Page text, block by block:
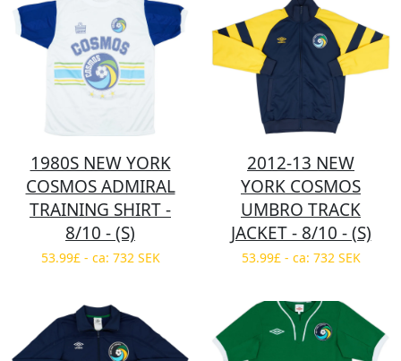
1980S NEW YORK
COSMOS ADMIRAL
TRAINING SHIRT -
8/10 - (S)
53.99£ - ca: 732 SEK
2012-13 NEW
YORK COSMOS
UMBRO TRACK
JACKET - 8/10 - (S)
53.99£ - ca: 732 SEK